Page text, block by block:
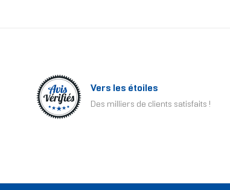
Vers les étoiles
Des milliers de clients satisfaits !